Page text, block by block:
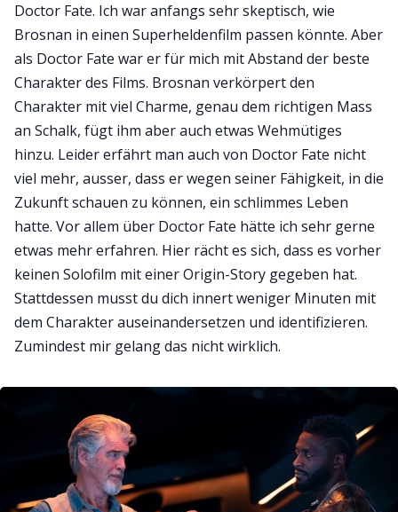
Doctor Fate. Ich war anfangs sehr skeptisch, wie
Brosnan in einen Superheldenfilm passen könnte. Aber
als Doctor Fate war er für mich mit Abstand der beste
Charakter des Films. Brosnan verkörpert den
Charakter mit viel Charme, genau dem richtigen Mass
an Schalk, fügt ihm aber auch etwas Wehmütiges
hinzu. Leider erfährt man auch von Doctor Fate nicht
viel mehr, ausser, dass er wegen seiner Fähigkeit, in die
Zukunft schauen zu können, ein schlimmes Leben
hatte. Vor allem über Doctor Fate hätte ich sehr gerne
etwas mehr erfahren. Hier rächt es sich, dass es vorher
keinen Solofilm mit einer Origin-Story gegeben hat.
Stattdessen musst du dich innert weniger Minuten mit
dem Charakter auseinandersetzen und identifizieren.
Zumindest mir gelang das nicht wirklich.